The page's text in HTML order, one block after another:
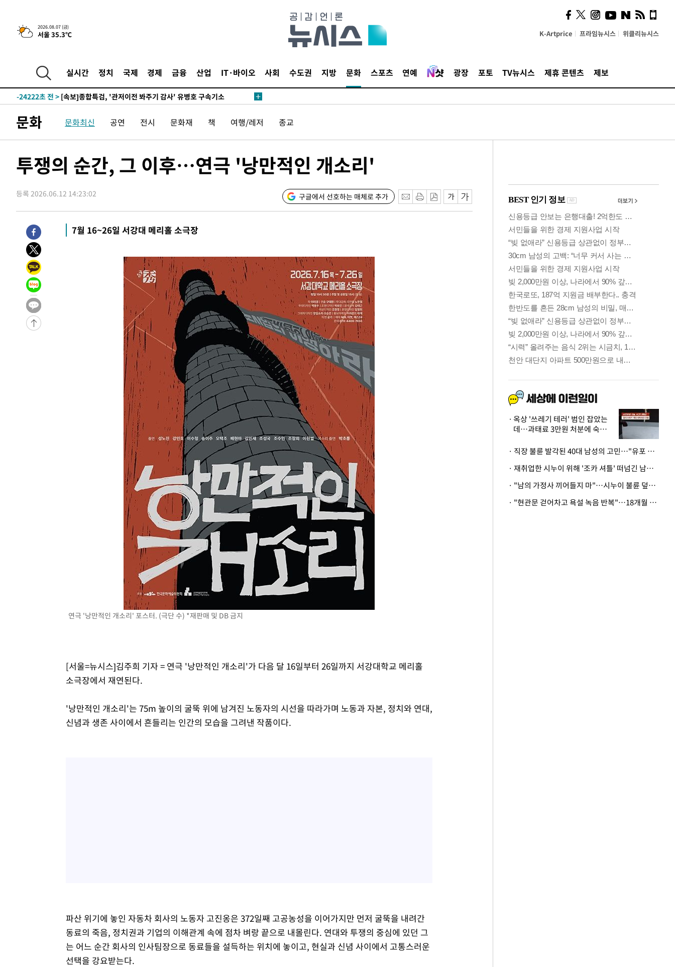
2026.08.07 (금)
서울 35.3℃ K-Artprice 프라임뉴시스 위클리뉴시스
실시간 정치 국제 경제 금융 산업 IT·바이오 사회 수도권 지방 문화 스포츠 연예 광장 포토 TV뉴시스 제휴 콘텐츠 제보
-3158초 전 >[속보] 뉴욕증시, 일제 하락 마감…나스닥 0.06%↓
-31871초 전 >[속보]국힘 윤리위, '돌려차기 발언' 진종오·서범수 징계 절차 개시
25.3%↑
-24356초 전 >
[속보]'채상병 순직 책임' 임성근, 항소심도 징역 3년
-24222초 전 >
-20822초 전 > 민주 콩고 에볼라환자 4천명 돌파, 4053명 발생 1850명 사망
-19266초 전 >
"미 전국적 살모네라 식중독 원인은 멕시코산 할라피뇨"-- CDC
-17779초 전 >[속보]경찰·노동부, HL만도 평택사업장 끼임 사망 관련 압수수색
압수수색
-17415초 전 >[속보]원·달러 환율, 오전 9시 1423.8원
-17197초 전 >[속보]코스닥, 5.95포인트(0.74%) 상승한 807.62개장
-17165초 전 >[속보]코스피, 6300선 재탈환…1.09% 오른 6365.07 개장
-14330초 전 >
시리아 다마스쿠스 교외에서 미니버스 폭발.. 14명 부상, 3명은 중
-13628초 전 >
입추에도 극한더위…서울 낮 39도 '폭염중대경보'
-8592초 전 >
례 큰 폭발음
-7307초 전 >
[속보]美, 폴리실리콘 수입 규제…파생제품 15% 관세, 120일 후 발
-5458초 전 >
[속보]트럼프, 美 원정출산 금지 행정명령 서명
-3158초 전 >
[속보] 뉴욕증시, 일제 하락 마감…나스닥 0.06%↓
-31871초 전 >
[속보]국힘 윤리위, '돌려차기 발언' 진종오·서범수 징계 절차 개시
-27196초 전 >
[속보] 7월 중국 수출 23.9%↑ 수입 27.5%↑…무역총액
25.3%↑
[속보]'채상병 순직 책임' 임성근, 항소심도 징역 3년
[속보]종합특검, '관저이전 봐주기 감사' 유병호 구속기소
민주 콩고 에볼라환자 4천명 돌파, 4053명 발생 1850명 사망
[속보]'300억원대 사기 혐의' 차가원 대표 구속 송치
"미 전국적 살모네라 식중독 원인은 멕시코산 할라피뇨"-- CDC
[속보]경찰·노동부, HL만도 평택사업장 끼임 사망 관련 압수수색
[속보]합수본, '투표율 허위 입력' 중앙·서울·경기도 선관위 등 9곳
[속보]원·달러 환율, 오전 9시 1423.8원
[속보]삼성전자·SK하이닉스 동반 강보합…1%대 상승 출발
[속보]코스닥, 5.95포인트(0.74%) 상승한 807.62개장
[속보]코스피, 6300선 재탈환…1.09% 오른 6365.07 개장
시리아 다마스쿠스 교외에서 미니버스 폭발.. 14명 부상, 3명은 중
입추에도 극한더위…서울 낮 39도 '폭염중대경보'
이란, 호르무즈서 "적국 목표물들"과 대치로 남부 케슘섬에서 두차
[속보]美, 폴리실리콘 수입 규제…파생제품 15% 관세, 120일 후 발
[속보]트럼프, 美 원정출산 금지 행정명령 서명
[속보] 뉴욕증시, 일제 하락 마감…나스닥 0.06%↓
문화 문화최신 공연 전시 문화재 책 여행/레저 종교
투쟁의 순간, 그 이후…연극 '낭만적인 개소리'
등록 2026.06.12 14:23:02 구글에서 선호하는 매체로 추가
7월 16~26일 서강대 메리홀 소극장
연극 '낭만적인 개소리' 포스터. (극단 수) *재판매 및 DB 금지
[서울=뉴시스]김주희 기자 = 연극 '낭만적인 개소리'가 다음 달 16일부터 26일까지 서강대학교 메리홀
소극장에서 재연된다.
'낭만적인 개소리'는 75m 높이의 굴뚝 위에 남겨진 노동자의 시선을 따라가며 노동과 자본, 정치와 연대,
신념과 생존 사이에서 흔들리는 인간의 모습을 그려낸 작품이다.
파산 위기에 놓인 자동차 회사의 노동자 고진옹은 372일째 고공농성을 이어가지만 먼저 굴뚝을 내려간
동료의 죽음, 정치권과 기업의 이해관계 속에 점차 벼랑 끝으로 내몰린다. 연대와 투쟁의 중심에 있던 그
는 어느 순간 회사의 인사팀장으로 동료들을 설득하는 위치에 놓이고, 현실과 신념 사이에서 고통스러운
선택을 강요받는다.
시, 스마트폰 액세서리에
NFC 더했다
옥상 '쓰레기 테러' 범인 잡았는
데…과태료 3만원 처분에 숙박업
· 직장 불륜 발각된 40대 남성의 고민…"유포 동료 명예훼손·협박죄 고소 가능할까"
· 재취업한 시누이 위해 '조카 셔틀' 떠넘긴 남편…아내 "난 못한다"
· "남의 가정사 끼어들지 마"…시누이 불륜 덮으려는 남편에 억울한 아내
· "현관문 걷어차고 욕설 녹음 반복"…18개월 아기 키우는 집 뒤흔든 '앞집의 비극'